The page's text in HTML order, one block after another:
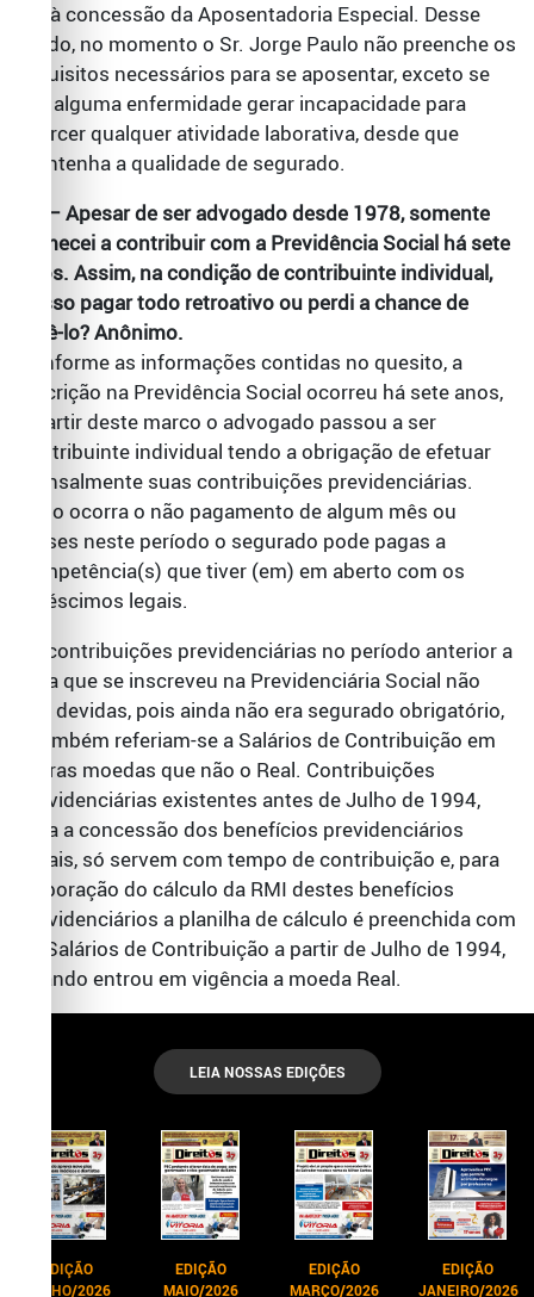
jus à concessão da Aposentadoria Especial. Desse
modo, no momento o Sr. Jorge Paulo não preenche os
requisitos necessários para se aposentar, exceto se
por alguma enfermidade gerar incapacidade para
exercer qualquer atividade laborativa, desde que
mantenha a qualidade de segurado.
02 – Apesar de ser advogado desde 1978, somente
comecei a contribuir com a Previdência Social há sete
anos. Assim, na condição de contribuinte individual,
posso pagar todo retroativo ou perdi a chance de
fazê-lo? Anônimo.
Conforme as informações contidas no quesito, a
inscrição na Previdência Social ocorreu há sete anos,
a partir deste marco o advogado passou a ser
contribuinte individual tendo a obrigação de efetuar
mensalmente suas contribuições previdenciárias.
Caso ocorra o não pagamento de algum mês ou
meses neste período o segurado pode pagas a
competência(s) que tiver (em) em aberto com os
acréscimos legais.
As contribuições previdenciárias no período anterior a
data que se inscreveu na Previdenciária Social não
são devidas, pois ainda não era segurado obrigatório,
e também referiam-se a Salários de Contribuição em
outras moedas que não o Real. Contribuições
previdenciárias existentes antes de Julho de 1994,
para a concessão dos benefícios previdenciários
atuais, só servem com tempo de contribuição e, para
elaboração do cálculo da RMI destes benefícios
previdenciários a planilha de cálculo é preenchida com
os Salários de Contribuição a partir de Julho de 1994,
quando entrou em vigência a moeda Real.
LEIA NOSSAS EDIÇÕES
EDIÇÃO
JUNHO/2026
EDIÇÃO
MAIO/2026
EDIÇÃO
MARÇO/2026
EDIÇÃO
JANEIRO/2026